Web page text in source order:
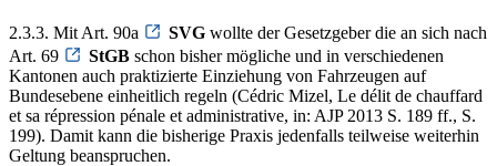
2.3.3. Mit Art. 90a SVG wollte der Gesetzgeber die an sich nach
Art. 69
StGB schon bisher mögliche und in verschiedenen
Kantonen auch praktizierte Einziehung von Fahrzeugen auf
Bundesebene einheitlich regeln (Cédric Mizel, Le délit de chauffard
et sa répression pénale et administrative, in: AJP 2013 S. 189 ff., S.
199). Damit kann die bisherige Praxis jedenfalls teilweise weiterhin
Geltung beanspruchen.